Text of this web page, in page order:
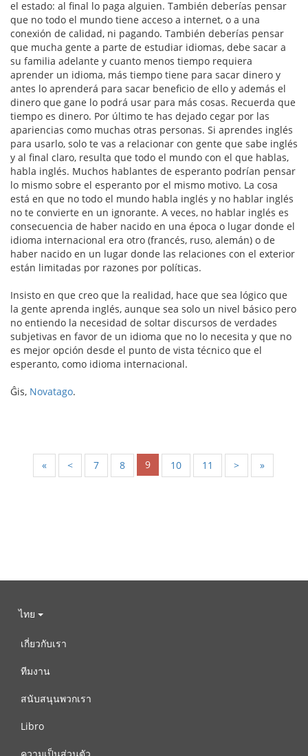
el estado: al final lo paga alguien. También deberías pensar
que no todo el mundo tiene acceso a internet, o a una
conexión de calidad, ni pagando. También deberías pensar
que mucha gente a parte de estudiar idiomas, debe sacar a
su familia adelante y cuanto menos tiempo requiera
aprender un idioma, más tiempo tiene para sacar dinero y
antes lo aprenderá para sacar beneficio de ello y además el
dinero que gane lo podrá usar para más cosas. Recuerda que
tiempo es dinero. Por último te has dejado cegar por las
apariencias como muchas otras personas. Si aprendes inglés
para usarlo, solo te vas a relacionar con gente que sabe inglés
y al final claro, resulta que todo el mundo con el que hablas,
habla inglés. Muchos hablantes de esperanto podrían pensar
lo mismo sobre el esperanto por el mismo motivo. La cosa
está en que no todo el mundo habla inglés y no hablar inglés
no te convierte en un ignorante. A veces, no hablar inglés es
consecuencia de haber nacido en una época o lugar donde el
idioma internacional era otro (francés, ruso, alemán) o de
haber nacido en un lugar donde las relaciones con el exterior
están limitadas por razones por políticas.
Insisto en que creo que la realidad, hace que sea lógico que
la gente aprenda inglés, aunque sea solo un nivel básico pero
no entiendo la necesidad de soltar discursos de verdades
subjetivas en favor de un idioma que no lo necesita y que no
es mejor opción desde el punto de vista técnico que el
esperanto, como idioma internacional.
Ĝis, Novatago.
« < 7 8 9 10 11 > »
ไทย
เกี่ยวกับเรา
ทีมงาน
สนับสนุนพวกเรา
Libro